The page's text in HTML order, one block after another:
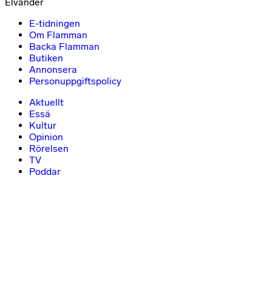
E-tidningen
Om Flamman
Backa Flamman
Butiken
Annonsera
Personuppgiftspolicy
Aktuellt
Essä
Kultur
Opinion
Rörelsen
TV
Poddar